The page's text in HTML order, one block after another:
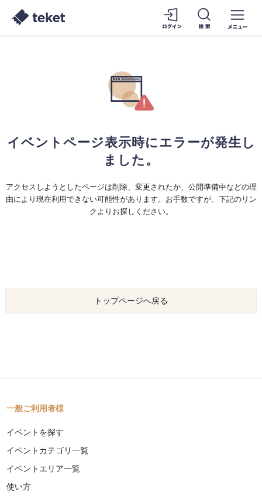
イベントページ表示時にエラーが発生し
ました。
アクセスしようとしたページは削除、変更されたか、公開準備中などの理
由により現在利用できない可能性があります。お手数ですが、下記のリン
クよりお探しください。
トップページへ戻る
一般ご利用者様
イベントを探す
イベントカテゴリ一覧
イベントエリア一覧
使い方